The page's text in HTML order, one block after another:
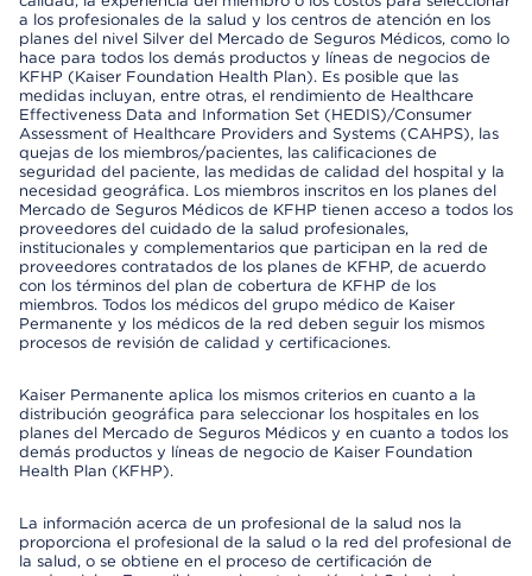
a los profesionales de la salud y los centros de atención en los
planes del nivel Silver del Mercado de Seguros Médicos, como lo
hace para todos los demás productos y líneas de negocios de
KFHP (Kaiser Foundation Health Plan). Es posible que las
medidas incluyan, entre otras, el rendimiento de Healthcare
Effectiveness Data and Information Set (HEDIS)/Consumer
Assessment of Healthcare Providers and Systems (CAHPS), las
quejas de los miembros/pacientes, las calificaciones de
seguridad del paciente, las medidas de calidad del hospital y la
necesidad geográfica. Los miembros inscritos en los planes del
Mercado de Seguros Médicos de KFHP tienen acceso a todos los
proveedores del cuidado de la salud profesionales,
institucionales y complementarios que participan en la red de
proveedores contratados de los planes de KFHP, de acuerdo
con los términos del plan de cobertura de KFHP de los
miembros. Todos los médicos del grupo médico de Kaiser
Permanente y los médicos de la red deben seguir los mismos
procesos de revisión de calidad y certificaciones.
Kaiser Permanente aplica los mismos criterios en cuanto a la
distribución geográfica para seleccionar los hospitales en los
planes del Mercado de Seguros Médicos y en cuanto a todos los
demás productos y líneas de negocio de Kaiser Foundation
Health Plan (KFHP).
La información acerca de un profesional de la salud nos la
proporciona el profesional de la salud o la red del profesional de
la salud, o se obtiene en el proceso de certificación de